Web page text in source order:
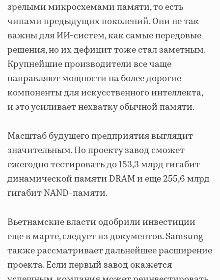
зрелыми микросхемами памяти, то есть
чипами предыдущих поколений. Они не так
важны для ИИ-систем, как самые передовые
решения, но их дефицит тоже стал заметным.
Крупнейшие производители все чаще
направляют мощности на более дорогие
компоненты для искусственного интеллекта,
и это усиливает нехватку обычной памяти.
Масштаб будущего предприятия выглядит
значительным. По проекту завод сможет
ежегодно тестировать до 153,3 млрд гигабит
динамической памяти DRAM и еще 255,6 млрд
гигабит NAND-памяти.
Вьетнамские власти одобрили инвестиции
еще в марте, следует из документов. Samsung
также рассматривает дальнейшее расширение
проекта. Если первый завод окажется